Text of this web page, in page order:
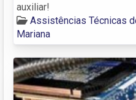
auxiliar!
Assistências Técnicas
Mariana